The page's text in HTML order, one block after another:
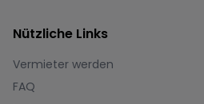
Nützliche Links
Vermieter werden
FAQ